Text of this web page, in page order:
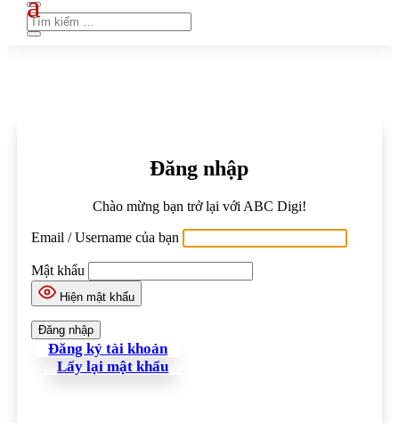
Đăng nhập
Chào mừng bạn trở lại với ABC Digi!
Email / Username của bạn
Mật khẩu
Hiện mật khẩu
Đăng ký tài khoản
Lấy lại mật khẩu